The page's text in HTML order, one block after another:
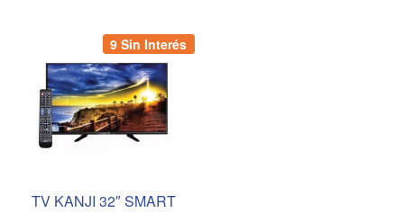
9 Sin Interés
TV KANJI 32″ SMART